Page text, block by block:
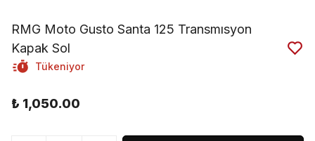
RMG Moto Gusto Santa 125 Transmısyon
Kapak Sol
Tükeniyor
₺ 1,050.00